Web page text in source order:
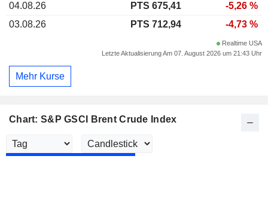
Chart: S&P GSCI Brent Crude Index
04.08.26
PTS 675,41
-5,26 %
03.08.26
PTS 712,94 -4,73 %
Realtime USA
Letzte Aktualisierung Am 07. August 2026 um 21:43 Uhr
Mehr Kurse